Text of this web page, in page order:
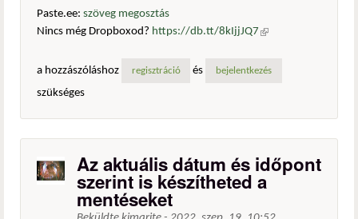
Paste.ee: szöveg megosztás
Nincs még Dropboxod? https://db.tt/8kIjjJQ7 (külső
a hozzászóláshoz
regisztráció és bejelentkezés
szükséges
Az aktuális dátum és időpont
szerint is készítheted a
mentéseket